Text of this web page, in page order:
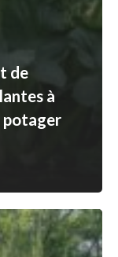
de
à
potager